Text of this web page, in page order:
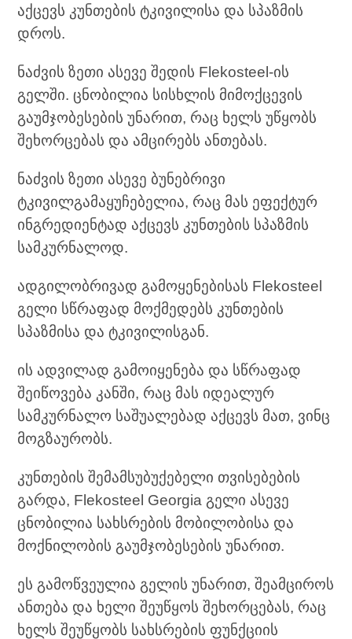
აქცევს კუნთების ტკივილისა და სპაზმის
დროს.
ნაძვის ზეთი ასევე შედის Flekosteel-ის
გელში. ცნობილია სისხლის მიმოქცევის
გაუმჯობესების უნარით, რაც ხელს უწყობს
შეხორცებას და ამცირებს ანთებას.
ნაძვის ზეთი ასევე ბუნებრივი
ტკივილგამაყუჩებელია, რაც მას ეფექტურ
ინგრედიენტად აქცევს კუნთების სპაზმის
სამკურნალოდ.
ადგილობრივად გამოყენებისას Flekosteel
გელი სწრაფად მოქმედებს კუნთების
სპაზმისა და ტკივილისგან.
ის ადვილად გამოიყენება და სწრაფად
შეიწოვება კანში, რაც მას იდეალურ
სამკურნალო საშუალებად აქცევს მათ, ვინც
მოგზაურობს.
კუნთების შემამსუბუქებელი თვისებების
გარდა, Flekosteel Georgia გელი ასევე
ცნობილია სახსრების მობილობისა და
მოქნილობის გაუმჯობესების უნარით.
ეს გამოწვეულია გელის უნარით, შეამციროს
ანთება და ხელი შეუწყოს შეხორცებას, რაც
ხელს შეუწყობს სახსრების ფუნქციის